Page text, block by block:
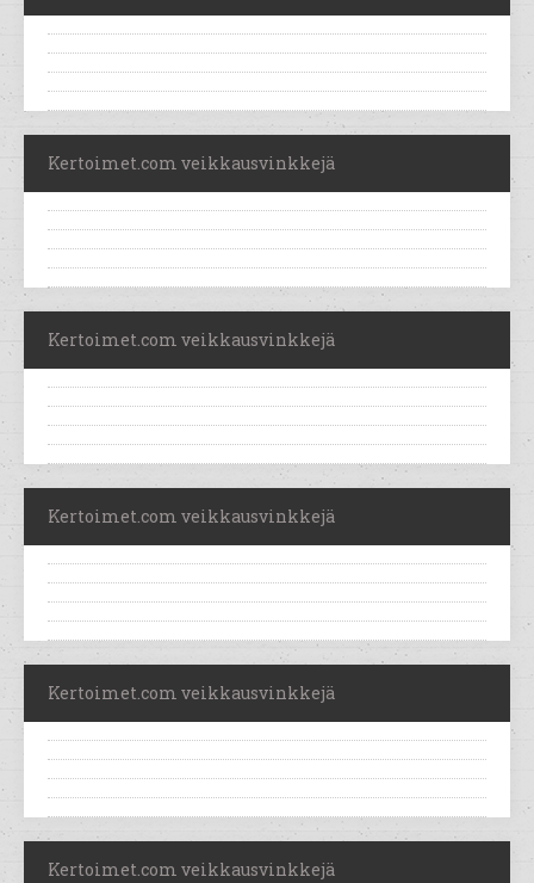
Kertoimet.com veikkausvinkkejä
Kertoimet.com veikkausvinkkejä
Kertoimet.com veikkausvinkkejä
Kertoimet.com veikkausvinkkejä
Kertoimet.com veikkausvinkkejä